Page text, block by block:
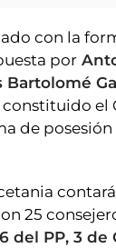
con la
por
Bartolomé
el
de posesión
25
del PP, 3 de